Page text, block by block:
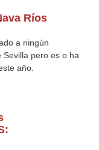
Ríos
a ningún
pero es o ha
año.